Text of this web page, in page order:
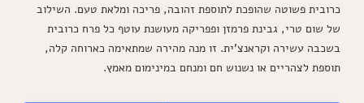
כרובית פשוטה שהופכת לתוספת זהובה, פריכה ומלאת טעם. השילוב
של שום טרי, גבינת פרמזן ופפריקה מעושנת עוטף כל פרח כרובית
בשכבה עשירה וקראנצ'ית. זו מנה מהירה שמתאימה כארוחה קלה,
תוספת לצהריים או נשנוש חם ומנחם במינימום מאמץ.